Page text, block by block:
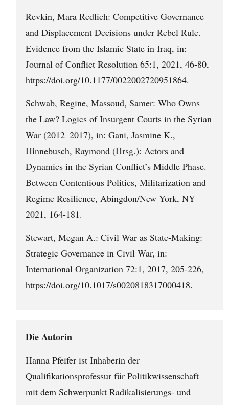
Revkin, Mara Redlich: Competitive Governance
and Displacement Decisions under Rebel Rule.
Evidence from the Islamic State in Iraq, in:
Journal of Conflict Resolution 65:1, 2021, 46-80,
https://doi.org/10.1177/0022002720951864.
Schwab, Regine, Massoud, Samer: Who Owns
the Law? Logics of Insurgent Courts in the Syrian
War (2012–2017), in: Gani, Jasmine K.,
Hinnebusch, Raymond (Hrsg.): Actors and
Dynamics in the Syrian Conflict’s Middle Phase.
Between Contentious Politics, Militarization and
Regime Resilience, Abingdon/New York, NY
2021, 164-181.
Stewart, Megan A.: Civil War as State-Making:
Strategic Governance in Civil War, in:
International Organization 72:1, 2017, 205-226,
https://doi.org/10.1017/s0020818317000418.
Die Autorin
Hanna Pfeifer ist Inhaberin der
Qualifikationsprofessur für Politikwissenschaft
mit dem Schwerpunkt Radikalisierungs- und